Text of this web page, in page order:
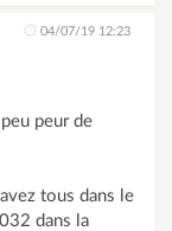
04/07/19 12:23
peur de
tous dans le
dans la